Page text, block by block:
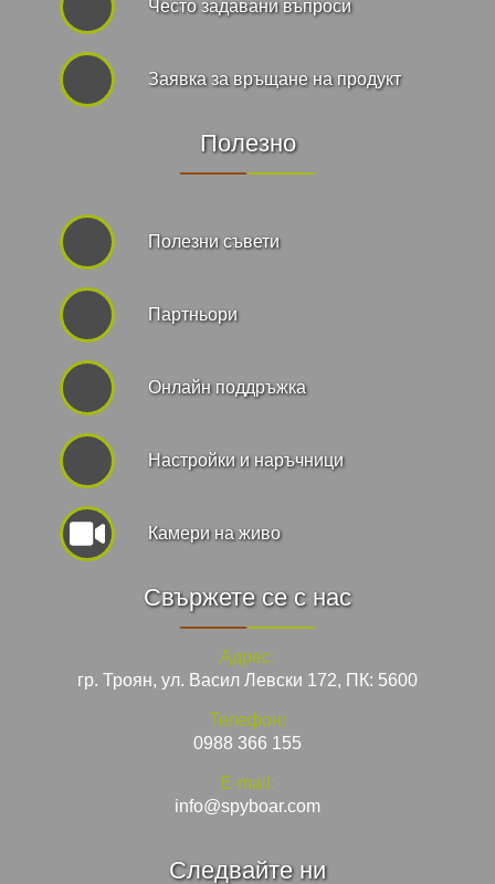
Често задавани въпроси
Заявка за връщане на продукт
Полезно
Полезни съвети
Партньори
Онлайн поддръжка
Hастройки и наръчници
Камери на живо
Свържете се с нас
Адрес:
гр. Троян, ул. Васил Левски 172, ПК: 5600
Телефон:
0988 366 155
E-mail:
info@spyboar.com
Следвайте ни